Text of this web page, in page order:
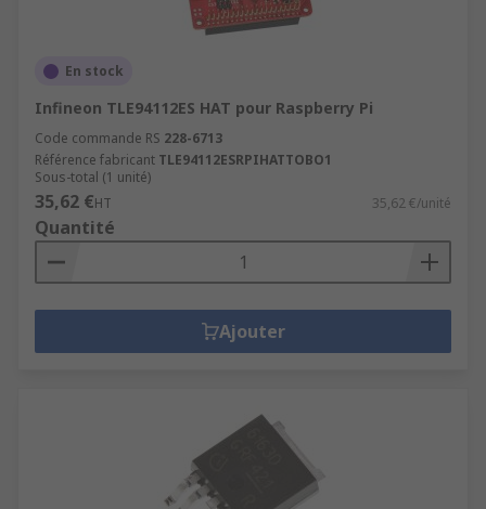
En stock
Infineon TLE94112ES HAT pour Raspberry Pi
Code commande RS 228-6713
Référence fabricant TLE94112ESRPIHATTOBO1
Sous-total (1 unité)
35,62 €HT 35,62 €/unité
Quantité
Ajouter